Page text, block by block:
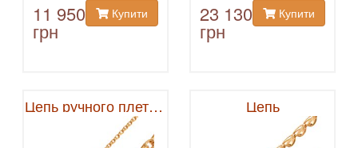
11 950
грн
Купити 23 130
грн
Купити
Цепь ручного плетения Цепь